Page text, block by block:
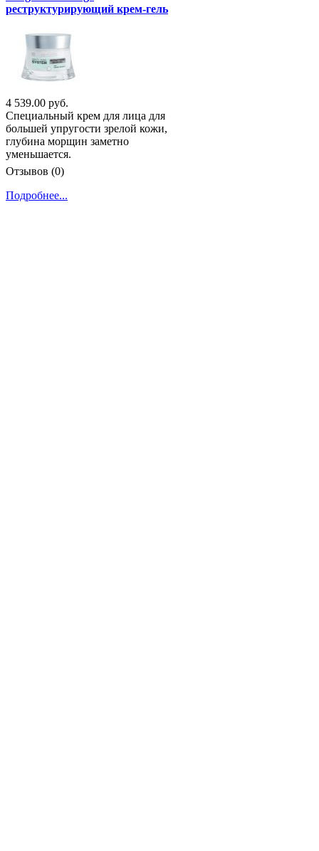
реструктурирующий крем-гель
4 539.00 руб.
Специальный крем для лица для
большей упругости зрелой кожи,
глубина морщин заметно
уменьшается.
Отзывов (0)
Подробнее...